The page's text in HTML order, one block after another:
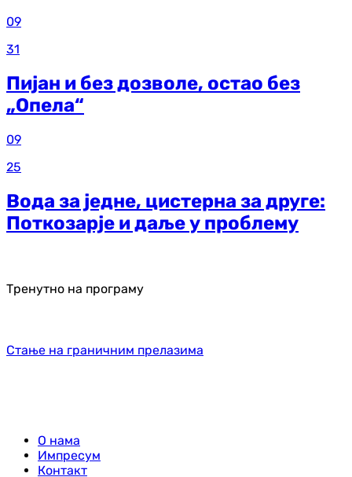
09
31
Пијан и без дозволе, остао без
„Опела“
09
25
Вода за једне, цистерна за друге:
Поткозарје и даље у проблему
Тренутно на програму
Стање на граничним прелазима
О нама
Импресум
Контакт